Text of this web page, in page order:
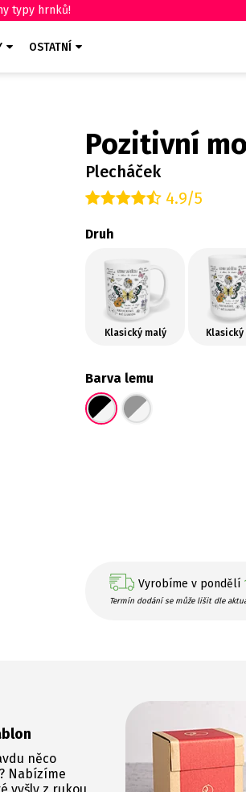
typy hrnků!
OSTATNÍ
Pozitivní
Plecháček
4.9/5
Druh
Klasický malý
Barva lemu
Vyrobíme v pondělí
Termín dodání se může lišit dle
něco
Nabízíme